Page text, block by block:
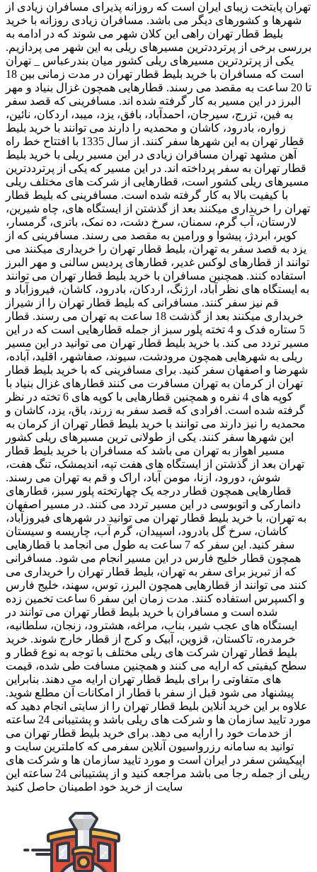
تهران پایتخت زیبای ایران است که روزانه پذیرای مسافران زیادی از
شهرها و کشورهای دیگر می باشد. مسافران زیادی روزانه با خرید
بلیط قطار تهران راهی این کلان شهر می شوند که در ادامه به
بررسی برخی از پرترددترین مسیرهای ریلی به این شهر می پردازیم.
یکی از پرتردترین مسیرهای ریلی کشور میان بندرعباس _ تهران
است که مسافران با خرید بلیط قطار تهران در مدت زمانی بین 18
تا 20 ساعت به مقصد می رسند. قطارهایی همچون غزال بنیاد و مهر
البرز در این مسیر به کار گرفته شده اند. مسافرینی که قصد سفر
به فین، تزرج، سیرجان، احمدآباد، بافق، یزد، میبد، اردکان، نائین،
زواره، بادرود، کاشان و محمدیه را دارند می توانند با خرید بلیط
قطار تهران به این شهرها سفر کنند. از سال 1335 با افتتاح خط راه
آهن مشهد تهران مسافران زیادی در این مسیر ریلی با خرید بلیط
قطار تهران به سفر پرداخته اند. در این مسیر که یکی از پرترددترین
مسیرهای ریلی کشور است، قطارهایی از شرکت های مختلف ریلی
با کیفیت بالا به کار گرفته شده است. مسافرینی که بلیط قطار
تهران را خریداری میکنند بعد از گذشتن از ایستگاه های، چاه شیرین،
لارستان، آب گرم، سمنان، سرخ دشت، ده نمک، باتری، گرمسار،
کویر، ابردژ، پیشوا و ورامین به مقصد می رسند. مسافرینی که از
یزد به قصد سفر به تهران، بلیط قطار تهران را خریداری میکنند می
توانند از قطارهای لوکس غدیر، قطارهای پردیس سالنی و مهر البرز
استفاده کنند. همچنین مسافران با خرید بلیط قطار تهران می توانند
به ایستگاه های نظر آباد، ارژنگ، اردکان، بادرود، کاشان، فیروزآباد و
قم نیز سفر کنند. مسافرانی که بلیط قطار تهران را از شیراز
خریداری میکنند بعد از گذشت 18 ساعت به تهران می رسند. قطار
5 ستاره فدک و 4 تخته پلور سبز از جمله قطارهایی است که در این
مسیر تردد می کند. با خرید بلیط قطار تهران می توانید در این مسیر
ریلی به شهرهایی همچون مرودشت، سیوند، صفاشهر، اقلید، آباده،
شهرضا و اصفهان سفر کنید. برای مسافرینی که با خرید بلیط قطار
تهران از کرمان به تهران مسافرت می کنند قطارهای غزال بنیاد با
کوپه های 4 نفره و همچنین قطارهایی با کوپه های 6 تخته در نظر
گرفته شده است. افرادی که قصد سفر به زرند، باق، یزد، کاشان و
محمدیه را نیز دارند می توانند با خرید بلیط قطار تهران از کرمان به
این شهرها سفر کنند. یکی از طولانی ترین مسیرهای ریلی کشور
مسیر اهواز به تهران می باشد که مسافران با خرید بلیط قطار
تهران بعد از گذشتن از ایستگاه های هفت تپه، اندیمشک، تنگ هفت،
شوش، دورود، ازنا، مومن آباد، اراک و قم به تهران می رسند.
قطارهایی همچون قطار درجه یک چهارتخته پلور سبز، قطارهای
دانمارکی و اتوبوسی در این مسیر تردد می کنند. در مسیر اصفهان
به تهران، با خرید بلیط قطار تهران می توانید در شهرهای فیروزآباد،
کاشان، سرخ گل بادرود، اسپیدان، گرم آب، چاریسه و سیستان
سفر کنید. این سفر که 7 ساعت به طول می انجامد با قطارهایی
همچون قطار خلیج فارس در این مسیر انجام می شود. مسافرانی
که از تبریز برای سفر به تهران، بلیط قطار تهران را خریداری می
کنند می توانند از قطارهایی همچون البرز، توس، سهند، خلیج فارس
و اکسپرس استفاده کنند. مدت زمان این سفر 6 ساعت تخمین زده
شده است و مسافران با خرید بلیط قطار تهران می توانند در
ایستگاه های عجب شیر، بناب، مراغه، هشترود، زنجان، سلطانیه،
خرمدره، تاکستان، قزوین، آبیک و کرج از قطار خارج شوند. خرید
بلیط قطار تهران شرکت های ریلی مختلف با توجه به نوع قطار و
سطح کیفیتی که ارایه می کنند و همچنین مسافت طی شده، قیمت
های متفاوتی را برای بلیط قطار تهران ارایه می دهند. بنابراین
پیشنهاد می شود قبل از سفر با قطار از امکانات آن مطلع شوید.
علاوه بر این خرید آنلاین بلیط قطار تهران را از سایتی انجام دهید که
مورد تایید سازمان ها و شرکت های ریلی باشد و پشتیبانی 24 ساعته
از خدمات خود را ارایه می دهد. برای خرید بلیط قطار تهران می
توانید به سامانه رزرواسیون آنلاین سفرمی که کاملترین سایت و
اپیکیشن سفر در ایران است و مورد تایید سازمان ها و شرکت های
ریلی از جمله رجا می باشد مراجعه کنید و از پشتیبانی 24 ساعته این
سایت از خرید خود اطمینان حاصل کنید